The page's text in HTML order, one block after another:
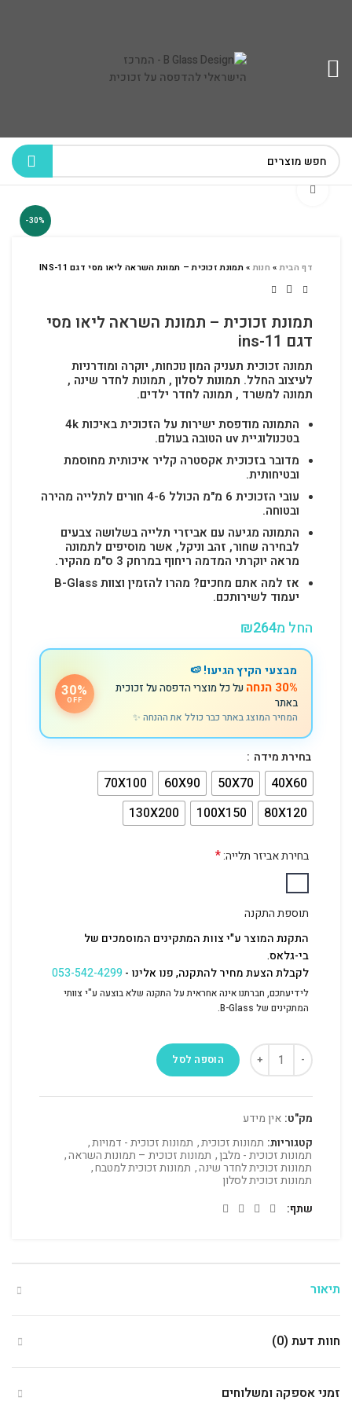
-30%
לחץ להגדלה
דף הבית» חנות»תמונת זכוכית – תמונת השראה ליאו מסי דגם INS-11
תמונת זכוכית – תמונת השראה ליאו מסי
דגם ins-11
תמונה זכוכית תעניק המון נוכחות, יוקרה ומודרניות
לעיצוב החלל. תמונות לסלון , תמונות לחדר שינה ,
תמונה למשרד , תמונה לחדר ילדים.
התמונה מודפסת ישירות על הזכוכית באיכות 4k
בטכנולוגיית uv הטובה בעולם.
מדובר בזכוכית אקסטרה קליר איכותית מחוסמת
ובטיחותית.
עובי הזכוכית 6 מ"מ הכולל 4-6 חורים לתלייה מהירה
ובטוחה.
התמונה מגיעה עם אביזרי תלייה בשלושה צבעים
לבחירה שחור, זהב וניקל, אשר מוסיפים לתמונה
מראה יוקרתי המדמה ריחוף במרחק 3 ס"מ מהקיר.
אז למה אתם מחכים? מהרו להזמין וצוות B-Glass
יעמוד לשירותכם.
החל מ ₪264
מבצעי הקיץ הגיעו! 🍉
30% הנחה
על כל מוצרי הדפסה על זכוכית
באתר
המחיר המוצג באתר כבר כולל את ההנחה ✨
30%
OFF
בחירת מידה
40X60
50X70
60X90
70X100
80X120
100X150
130X200
בחירת אביזר תלייה:*
תוספת התקנה
התקנת המוצר ע"י צוות המתקינים המוסמכים של
בי-גלאס.
לקבלת הצעת מחיר להתקנה, פנו אלינו -053-542-4299
לידיעתכם, חברתנו אינה אחראית על התקנה שלא בוצעה ע"י צוותי
המתקינים של B-Glass.
הוספה לסל
מק"ט: אין מידע
קטגוריות: תמונות זכוכית, תמונות זכוכית - דמויות,
תמונות זכוכית - מלבן, תמונות זכוכית – תמונות השראה,
תמונות זכוכית לחדר שינה, תמונות זכוכית למטבח,
תמונות זכוכית לסלון
שתף
תיאור
חוות דעת (0)
זמני אספקה ומשלוחים